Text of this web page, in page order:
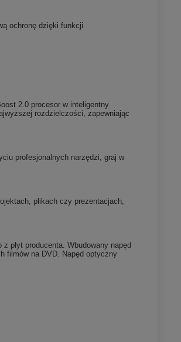
ochronę dzięki funkcji
2.0 procesor w inteligentny
rozdzielczości, zapewniając
profesjonalnych narzędzi, graj w
plikach czy prezentacjach,
płyt producenta. Wbudowany napęd
filmów na DVD. Napęd optyczny